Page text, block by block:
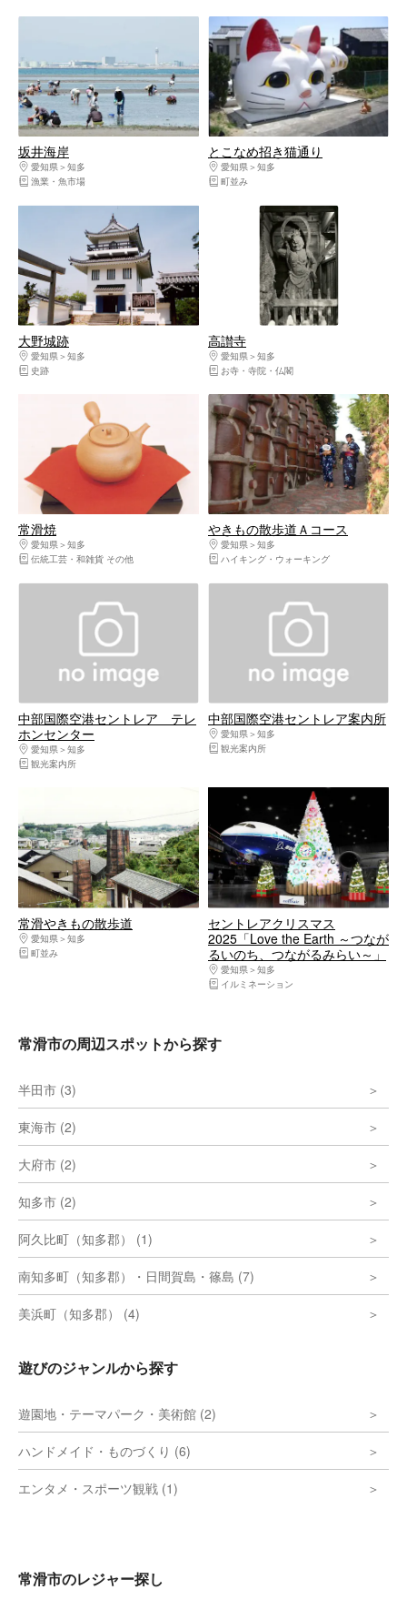
坂井海岸
愛知県
知多
漁業・魚市場
とこなめ招き猫通り
愛知県
知多
町並み
大野城跡
愛知県
知多
史跡
高讃寺
愛知県
知多
お寺・寺院・仏閣
常滑焼
愛知県
知多
伝統工芸・和雑貨 その他
やきもの散歩道Ａコース
愛知県
知多
ハイキング・ウォーキング
中部国際空港セントレア テレ
ホンセンター
愛知県
知多
観光案内所
中部国際空港セントレア案内所
愛知県
知多
観光案内所
常滑やきもの散歩道
愛知県
知多
町並み
セントレアクリスマス
2025「Love the Earth ～つなが
るいのち、つながるみらい～」
愛知県
知多
イルミネーション
常滑市の周辺スポットから探す
半田市 (3)
東海市 (2)
大府市 (2)
知多市 (2)
阿久比町（知多郡） (1)
南知多町（知多郡）・日間賀島・篠島 (7)
美浜町（知多郡） (4)
遊びのジャンルから探す
遊園地・テーマパーク・美術館 (2)
ハンドメイド・ものづくり (6)
エンタメ・スポーツ観戦 (1)
常滑市のレジャー探し